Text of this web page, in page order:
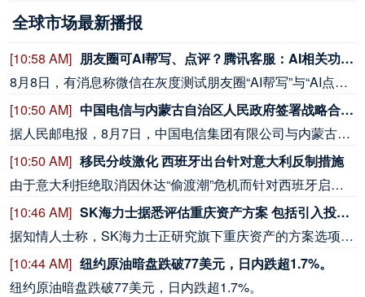
全球市场最新播报
[10:58 AM]
朋友圈可AI帮写、点评？腾讯客服：AI相关功能逐步开放中
8月8日，有消息称微信在灰度测试朋友圈“AI帮写”与“AI点评”两项能力，对此记者咨询腾讯客服后获悉，目前朋友圈的AI相关功能仍在逐步开放中，部分智能互动功能可能已在灰度测试阶段，具体支持情况请以所使用的微信版本更新情况为准。（贝壳财经）
[10:50 AM]
中国电信与内蒙古自治区人民政府签署战略合作协议
据人民邮电报，8月7日，中国电信集团有限公司与内蒙古自治区人民政府签署战略合作协议，此次战略合作重点围绕算力基础设施建设、新一代通信网络建设、产业数字化转型、低空经济高质量发展等领域深化合作，加快内蒙古数字经济发展与产业数字化进程，奋力书写中国式现代化内蒙古新篇章。
[10:50 AM] 移民分歧激化 西班牙出台针对意大利反制措施
由于意大利拒绝取消因休达“偷渡潮”危机而针对西班牙启动的边境管控措施，西班牙政府宣布将对来自意大利的旅客实施入境检查。西班牙广播电视公司援引西班牙政府颁布的一项政令报道，自8日午夜起，西班牙将在港口与机场对从意大利入境的旅客实施随机抽查，该措施暂定执行至9月7日。西班牙方面给出的理由是，意大利正持续面临非法移民涌入的巨大压力。西班牙执法人员对来自意大利的旅客进行检查时，将核对旅客身份、国籍信息；针对第三国公民，将检查其签证或居留许可。
[10:46 AM]
SK海力士据悉评估重庆资产方案 包括引入投资者
据知情人士称，SK海力士正研究旗下重庆资产的方案选项，包括引入投资者以帮助加速增长。消息人士称，作为英伟达高带宽内存芯片的重要供应商，SK海力士正与潜在顾问接洽，对该业务进行评估。知情人士表示，潜在的股权出售可能使该设施的估值达到约30亿美元。SK海力士网站显示，该公司20多年前进入中国市场，当时与无锡签署协议建设其首座大型海外晶圆制造厂。位于重庆的设施是SK海力士重要的半导体封装与测试基地。知情人士表示，竞购者可能包括中国基金和产业投资者，SK海力士可能保留该资产的少数股权。知情人士还称，相关讨论仍处于初步阶段，未必会达成任何交易。
[10:44 AM] 纽约原油暗盘跌破77美元，日内跌超1.7%。
纽约原油暗盘跌破77美元，日内跌超1.7%。